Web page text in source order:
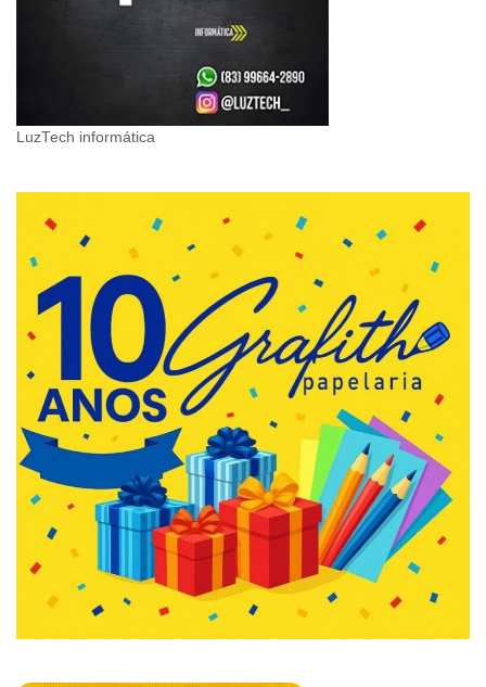
LuzTech informática